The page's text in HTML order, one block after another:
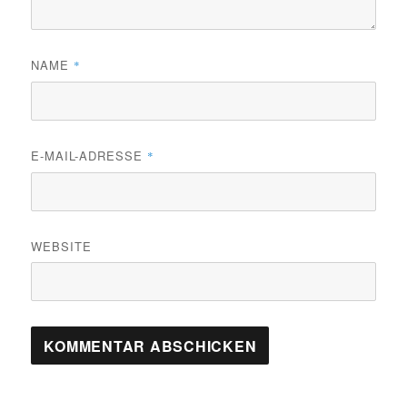
NAME *
E-MAIL-ADRESSE *
WEBSITE